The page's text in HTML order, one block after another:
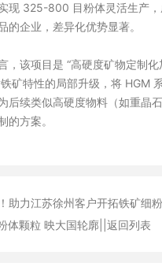
现 325-800 目粉体灵活生产
的企业，差异化优势显著。
，该项目是 “高硬度矿物定制
矿特性的局部升级，将 HGM
后续类似高硬度物料（如重晶
的方案。
助力江苏徐州客户开拓铁矿细粉
体颗粒 映大国轮廓 ||返回列表